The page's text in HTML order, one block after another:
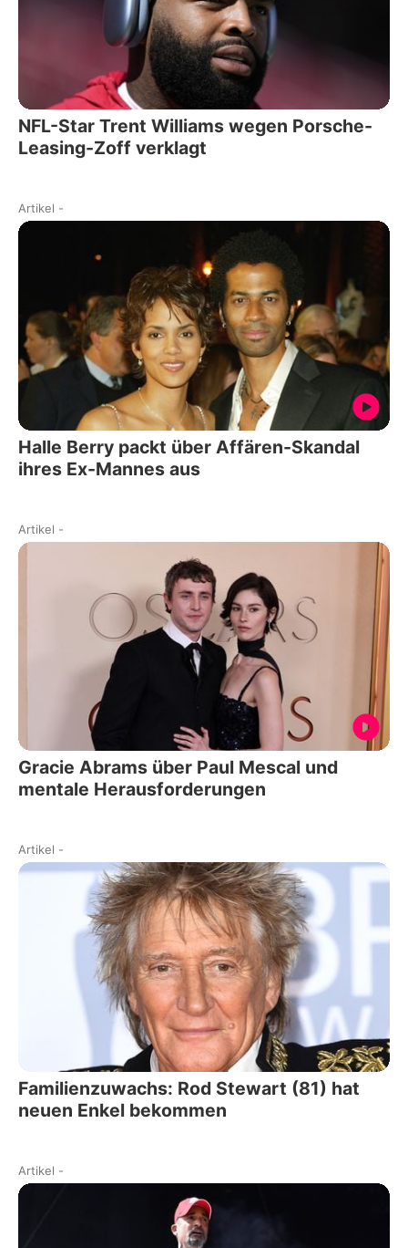
NFL-Star Trent Williams wegen Porsche-
Leasing-Zoff verklagt
Artikel -
Halle Berry packt über Affären-Skandal
ihres Ex-Mannes aus
Artikel -
Gracie Abrams über Paul Mescal und
mentale Herausforderungen
Artikel -
Familienzuwachs: Rod Stewart (81) hat
neuen Enkel bekommen
Artikel -